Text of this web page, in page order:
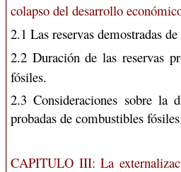
colapso del desarrollo
2.1 Las reservas demostradas
2.2 Duración de las reservas
fósiles.
2.3 Consideraciones sobre la
probadas de combustibles
CAPITULO III:La